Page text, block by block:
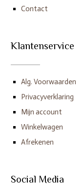
Contact
Klantenservice
Alg. Voorwaarden
Privacyverklaring
Mijn account
Winkelwagen
Afrekenen
Social Media